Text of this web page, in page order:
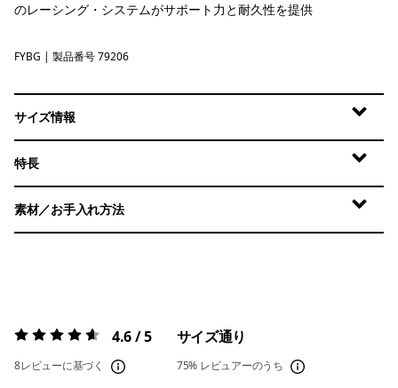
のレーシング・システムがサポート力と耐久性を提供
Forge Grey w/Basin Green
FYBG | 製品番号 79206
サイズ情報
特長
素材／お手入れ方法
評価:4.6 / 5 4.6 / 5
8レビューに基づく
サイズ通り
75% レビュアーのうち